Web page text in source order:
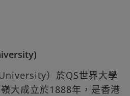
）於QS世界大學
大成立於1888年，是香港